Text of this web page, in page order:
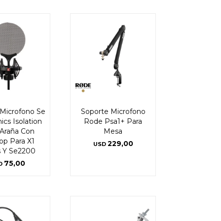
Se
Isolation
Con
Para X1
Y Se2200
75,00
Soporte Microfono
Rode Psa1+ Para
Mesa
USD 229,00